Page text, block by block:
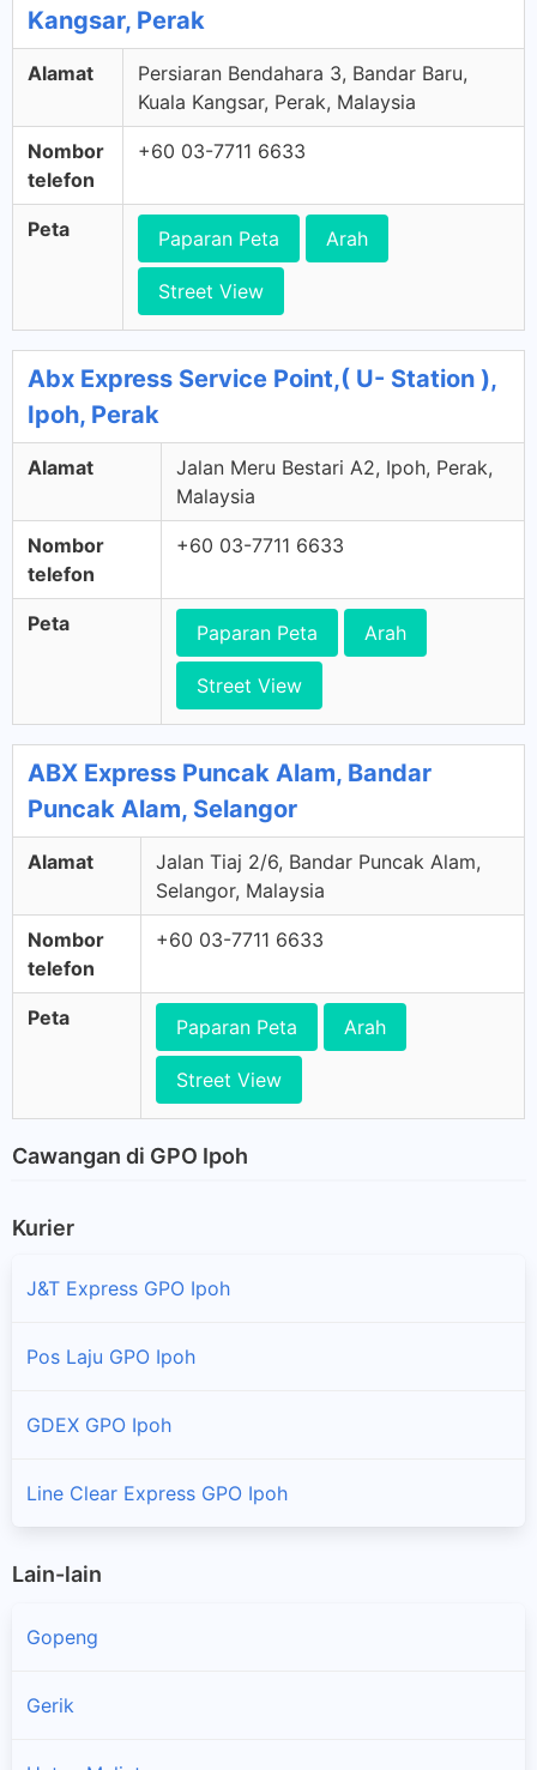
Kangsar, Perak
Alamat
Persiaran Bendahara 3, Bandar Baru,
Kuala Kangsar, Perak, Malaysia
Nombor
telefon
+60 03-7711 6633
Peta Paparan Peta Arah
Street View
Abx Express Service Point,( U- Station ),
Ipoh, Perak
Alamat
Jalan Meru Bestari A2, Ipoh, Perak,
Malaysia
Nombor
telefon
+60 03-7711 6633
Peta Paparan Peta Arah
Street View
ABX Express Puncak Alam, Bandar
Puncak Alam, Selangor
Alamat
Jalan Tiaj 2/6, Bandar Puncak Alam,
Selangor, Malaysia
Nombor
telefon
+60 03-7711 6633
Peta Paparan Peta Arah
Street View
Cawangan di GPO Ipoh
Kurier
J&T Express GPO Ipoh
Pos Laju GPO Ipoh
GDEX GPO Ipoh
Line Clear Express GPO Ipoh
Lain-lain
Gopeng
Gerik